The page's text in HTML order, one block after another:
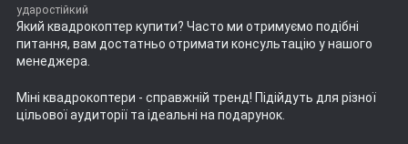
ударостійкий
Який квадрокоптер купити? Часто ми отримуємо подібні
питання, вам достатньо отримати консультацію у нашого
менеджера.
Міні квадрокоптери - справжній тренд! Підійдуть для різної
цільової аудиторії та ідеальні на подарунок.